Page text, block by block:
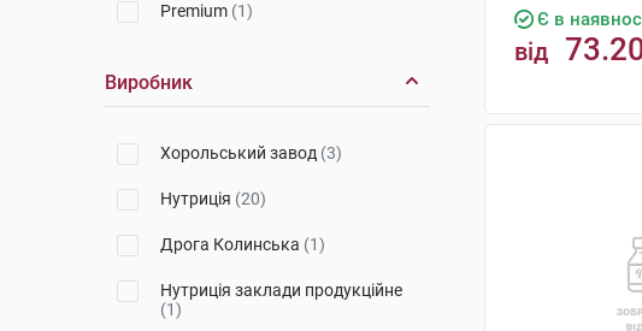
Premium (1)
Виробник
Хорольський завод (3)
Нутриція (20)
Дрога Колинська (1)
Нутриція заклади продукційне
(1)
Є в
від